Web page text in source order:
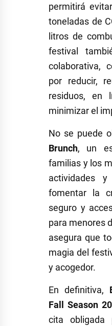
permitirá
toneladas de
litros de
festival
colaborativa,
por reducir,
residuos, en
minimizar el
No se puede
Brunch, un
familias y los
actividades
fomentar la
seguro y
para menores
asegura que
magia del
y acogedor.
En definitiva,
Fall Season
cita